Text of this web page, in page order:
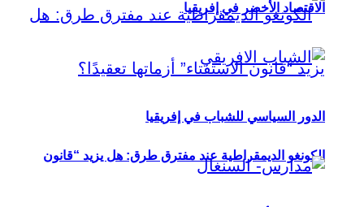
الكونغو الديمقراطية عند مفترق طرق: هل يزيد “قانون
الاقتصاد الأخضر في إفريقيا
الدور السياسي للشباب في إفريقيا